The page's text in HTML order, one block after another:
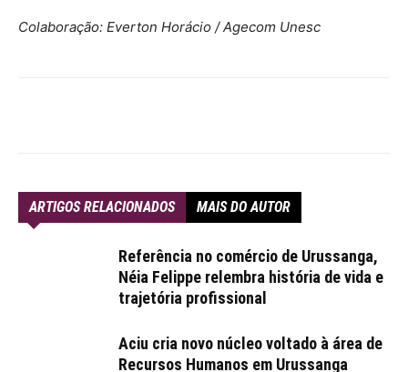
Colaboração: Everton Horácio / Agecom Unesc
ARTIGOS RELACIONADOS MAIS DO AUTOR
Referência no comércio de Urussanga,
Néia Felippe relembra história de vida e
trajetória profissional
Aciu cria novo núcleo voltado à área de
Recursos Humanos em Urussanga